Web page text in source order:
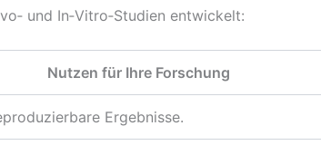
und In‑Vitro‑Studien entwickelt:
Nutzen für Ihre Forschung
Ergebnisse.